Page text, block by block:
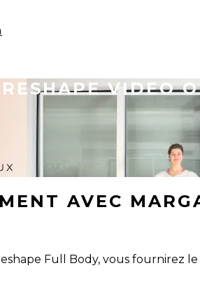
VIDEO
AVEC
Full Body, vous fournirez